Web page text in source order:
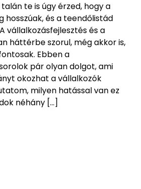
te is úgy érzed, hogy a
hosszúak, és a teendőlistád
vállalkozásfejlesztés és a
háttérbe szorul, még akkor is,
Ebben a
pár olyan dolgot, ami
okozhat a vállalkozók
milyen hatással van ez
néhány […]